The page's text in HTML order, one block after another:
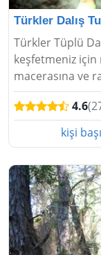
Türkler Dalış
Türkler Tüplü
keşfetmeniz için
macerasına ve
4.6
kişi başı